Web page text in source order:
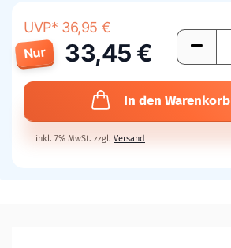
UVP* 36,95 €
Nur 33,45 €
In den Warenkorb
inkl. 7% MwSt. zzgl. Versand